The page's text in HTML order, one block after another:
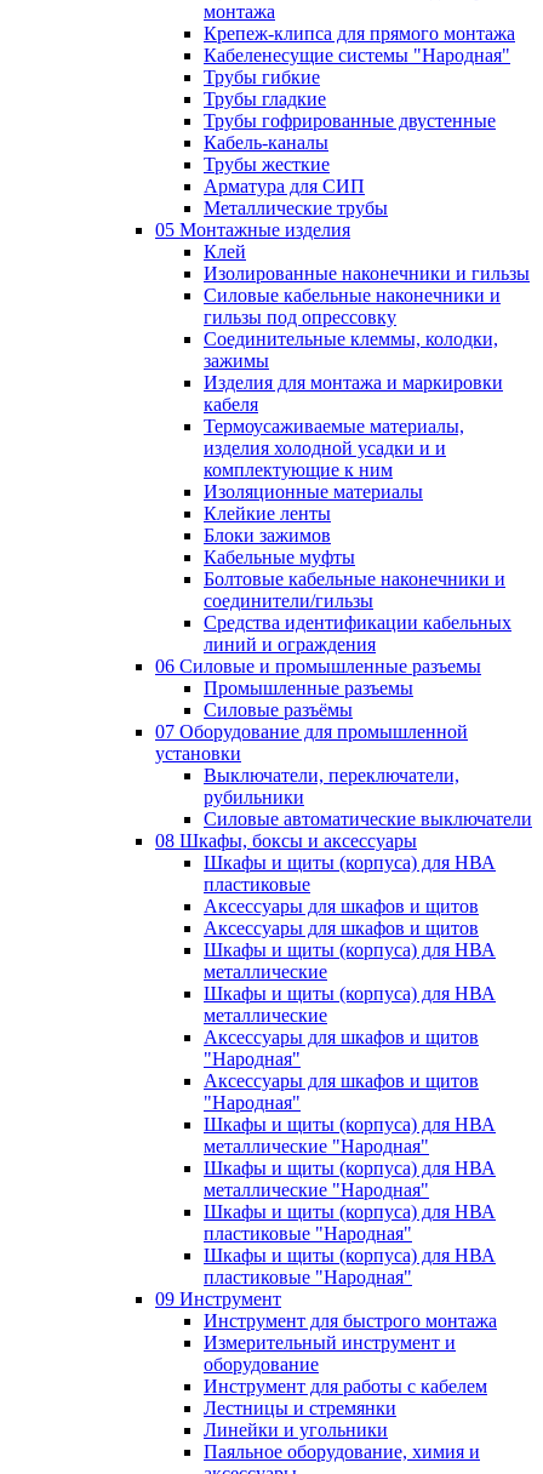
монтажа
Крепеж-клипса для прямого монтажа
Кабеленесущие системы "Народная"
Трубы гибкие
Трубы гладкие
Трубы гофрированные двустенные
Кабель-каналы
Трубы жесткие
Арматура для СИП
Металлические трубы
05 Монтажные изделия
Клей
Изолированные наконечники и гильзы
Силовые кабельные наконечники и
гильзы под опрессовку
Соединительные клеммы, колодки,
зажимы
Изделия для монтажа и маркировки
кабеля
Термоусаживаемые материалы,
изделия холодной усадки и и
комплектующие к ним
Изоляционные материалы
Клейкие ленты
Блоки зажимов
Кабельные муфты
Болтовые кабельные наконечники и
соединители/гильзы
Средства идентификации кабельных
линий и ограждения
06 Силовые и промышленные разъемы
Промышленные разъемы
Силовые разъёмы
07 Оборудование для промышленной
установки
Выключатели, переключатели,
рубильники
Силовые автоматические выключатели
08 Шкафы, боксы и аксессуары
Шкафы и щиты (корпуса) для НВА
пластиковые
Аксессуары для шкафов и щитов
Аксессуары для шкафов и щитов
Шкафы и щиты (корпуса) для НВА
металлические
Шкафы и щиты (корпуса) для НВА
металлические
Аксессуары для шкафов и щитов
"Народная"
Аксессуары для шкафов и щитов
"Народная"
Шкафы и щиты (корпуса) для НВА
металлические "Народная"
Шкафы и щиты (корпуса) для НВА
металлические "Народная"
Шкафы и щиты (корпуса) для НВА
пластиковые "Народная"
Шкафы и щиты (корпуса) для НВА
пластиковые "Народная"
09 Инструмент
Инструмент для быстрого монтажа
Измерительный инструмент и
оборудование
Инструмент для работы с кабелем
Лестницы и стремянки
Линейки и угольники
Паяльное оборудование, химия и